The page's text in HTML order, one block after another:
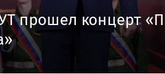
прошел концерт